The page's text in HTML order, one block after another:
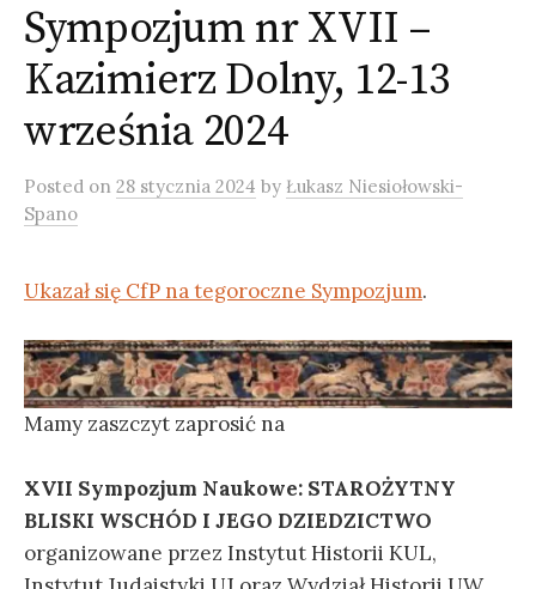
Sympozjum nr XVII –
Kazimierz Dolny, 12-13
września 2024
Posted on 28 stycznia 2024 by Łukasz Niesiołowski-
Spano
Ukazał się CfP na tegoroczne Sympozjum.
Mamy zaszczyt zaprosić na
XVII Sympozjum Naukowe: STAROŻYTNY
BLISKI WSCHÓD I JEGO DZIEDZICTWO
organizowane przez Instytut Historii KUL,